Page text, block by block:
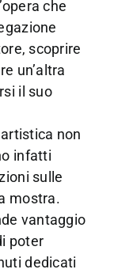
che
scoprire
un’altra
il suo
non
infatti
sulle
mostra.
vantaggio
poter
dedicati